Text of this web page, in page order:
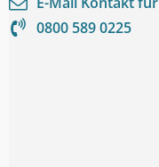
0800 589 0225